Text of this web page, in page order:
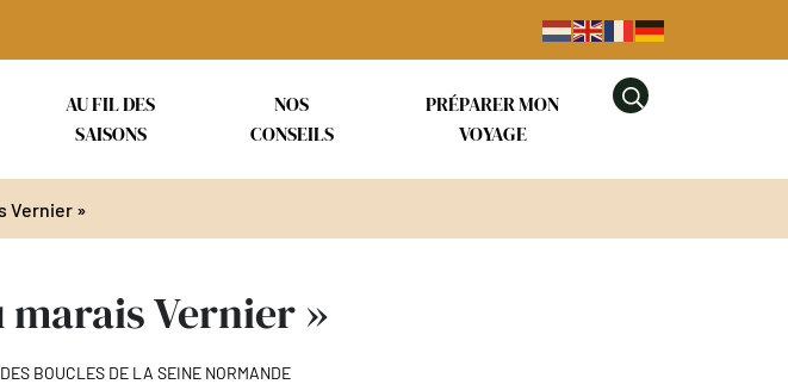
AU FIL DES
SAISONS
NOS
CONSEILS
PRÉPARER MON
VOYAGE
AFFICHER LA
Vernier »
marais Vernier »
BOUCLES DE LA SEINE NORMANDE